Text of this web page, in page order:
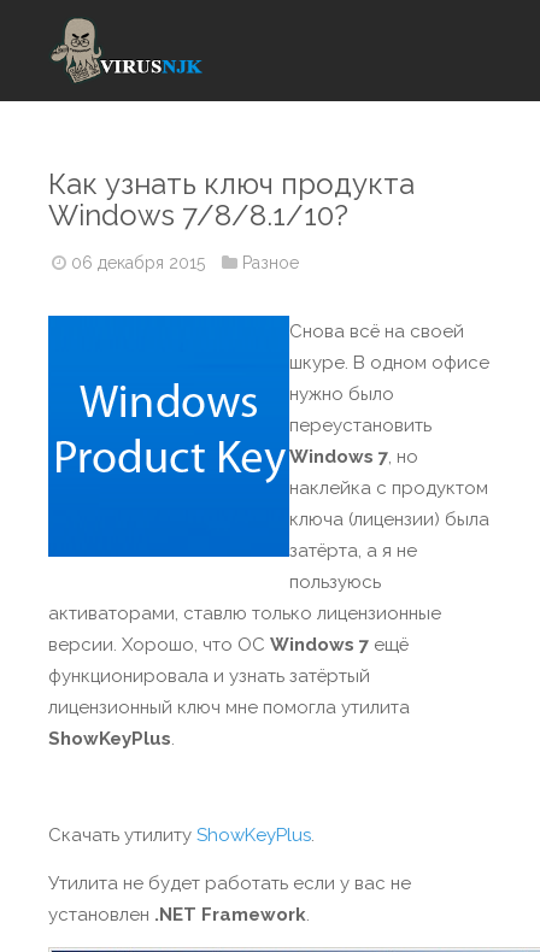
Как узнать ключ продукта
Windows 7/8/8.1/10?
06 декабря 2015 Разное
Снова всё на своей
шкуре. В одном офисе
нужно было
переустановить
Windows 7, но
наклейка с продуктом
ключа (лицензии) была
затёрта, а я не
пользуюсь
активаторами, ставлю только лицензионные
версии. Хорошо, что ОС Windows 7 ещё
функционировала и узнать затёртый
лицензионный ключ мне помогла утилита
ShowKeyPlus.
Скачать утилиту ShowKeyPlus.
Утилита не будет работать если у вас не
установлен .NET Framework.